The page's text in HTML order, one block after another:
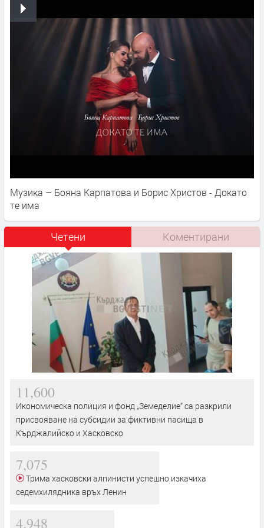
Музика – Бояна Карпатова и Борис Христов - Докато
те има
Четени Коментирани
11,600
Икономическа полиция и фонд „Земеделие“ са разкрили
присвояване на субсидии за фиктивни пасища в
Кърджалийско и Хасковско
7,075
седемхилядника връх Ленин
4,948